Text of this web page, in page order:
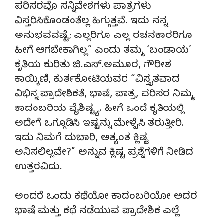
ಪರಿಸರವೊ ಸನ್ನಿವೇಶಗಳು ಪಾತ್ರಗಳು
ವಿಸ್ತರಿಸಿಕೊಂಡಂತೆಲ್ಲ ಹಿಗ್ಗುತ್ತವೆ. ಇದು ನನ್ನ
ಅನುಭವವಷ್ಟೆ; ಎಲ್ಲರಿಗೂ ಎಲ್ಲ ರಚನಕಾರರಿಗೂ
ಹೀಗೆ ಆಗಬೇಕಾಗಿಲ್ಲ” ಎಂದು ತಮ್ಮ ‘ಬಂಡಾಯ’
ಕೃತಿಯ ಕುರಿತು ಜಿ.ಎಸ್.ಅಮೂರ, ಗೌರೀಶ
ಕಾಯ್ಕಿಣಿ, ಕುರ್ತಕೋಟಿಯವರ “ವಿಸ್ತೃತವಾದ
ವಿಭಿನ್ನ ಪ್ರಾದೇಶಿಕತೆ, ಭಾಷೆ, ಪಾತ್ರ, ಪರಿಸರ ನಿಮ್ಮ
ಕಾದಂಬರಿಯ ವೈಶಿಷ್ಟ್ಯ. ಹೀಗೆ ಒಂದೆ ಕೃತಿಯಲ್ಲಿ
ಅದೇಗೆ ಒಗ್ಗೂಡಿಸಿ ಇಷ್ಟನ್ನು ಮೇಳೈಸಿ ತರುತ್ತೀರಿ.
ಇದು ನಿಮಗೆ ದುಬಾರಿ, ಅತ್ಯಂತ ಕ್ಲಿಷ್ಟ
ಅನಿಸಲಿಲ್ಲವೇ?” ಅನ್ನುವ ಕ್ಲಿಷ್ಟ ಪ್ರಶ್ನೆಗಳಿಗೆ ನೀಡಿದ
ಉತ್ತರವಿದು.
ಅಂದರೆ ಒಂದು ಕಥೆಯೋ ಕಾದಂಬರಿಯೋ ಅದರ
ಭಾಷೆ ಮತ್ತು ಕಥೆ ನಡೆಯುವ ಪ್ರಾದೇಶಿಕ ಎಲ್ಲೆ